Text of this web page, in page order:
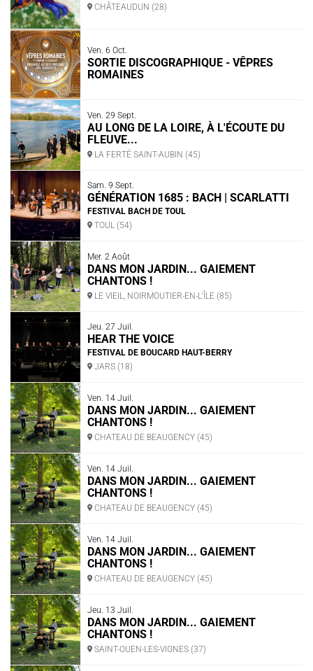
CHÂTEAUDUN (28)
Ven. 6 Oct.
SORTIE DISCOGRAPHIQUE - VÊPRES
ROMAINES
Ven. 29 Sept.
AU LONG DE LA LOIRE, À L'ÉCOUTE DU
FLEUVE...
LA FERTÉ SAINT-AUBIN (45)
Sam. 9 Sept.
GÉNÉRATION 1685 : BACH | SCARLATTI
FESTIVAL BACH DE TOUL
TOUL (54)
Mer. 2 Août
DANS MON JARDIN... GAIEMENT
CHANTONS !
LE VIEIL, NOIRMOUTIER-EN-L'ÎLE (85)
Jeu. 27 Juil.
HEAR THE VOICE
FESTIVAL DE BOUCARD HAUT-BERRY
JARS (18)
Ven. 14 Juil.
DANS MON JARDIN... GAIEMENT
CHANTONS !
CHATEAU DE BEAUGENCY (45)
Ven. 14 Juil.
DANS MON JARDIN... GAIEMENT
CHANTONS !
CHATEAU DE BEAUGENCY (45)
Ven. 14 Juil.
DANS MON JARDIN... GAIEMENT
CHANTONS !
CHATEAU DE BEAUGENCY (45)
Jeu. 13 Juil.
DANS MON JARDIN... GAIEMENT
CHANTONS !
SAINT-OUEN-LES-VIGNES (37)